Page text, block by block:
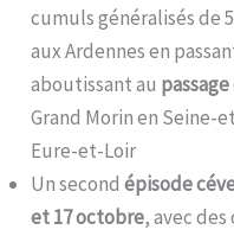
cumuls généralisés de
aux Ardennes en
aboutissant au
Grand Morin en Seine-
Eure-et-Loir
Un secondépisode
et 17 octobre, avec